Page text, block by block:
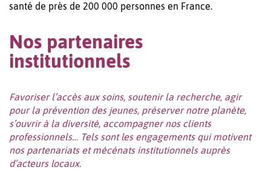
santé de près de 200 000 personnes en France.
Nos partenaires
institutionnels
Favoriser l’accès aux soins, soutenir la recherche, agir
pour la prévention des jeunes, préserver notre planète,
s’ouvrir à la diversité, accompagner nos clients
professionnels… Tels sont les engagements qui motivent
nos partenariats et mécénats institutionnels auprès
d’acteurs locaux.